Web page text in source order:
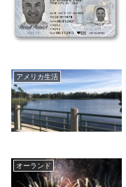
アメリカ生活
オーランド